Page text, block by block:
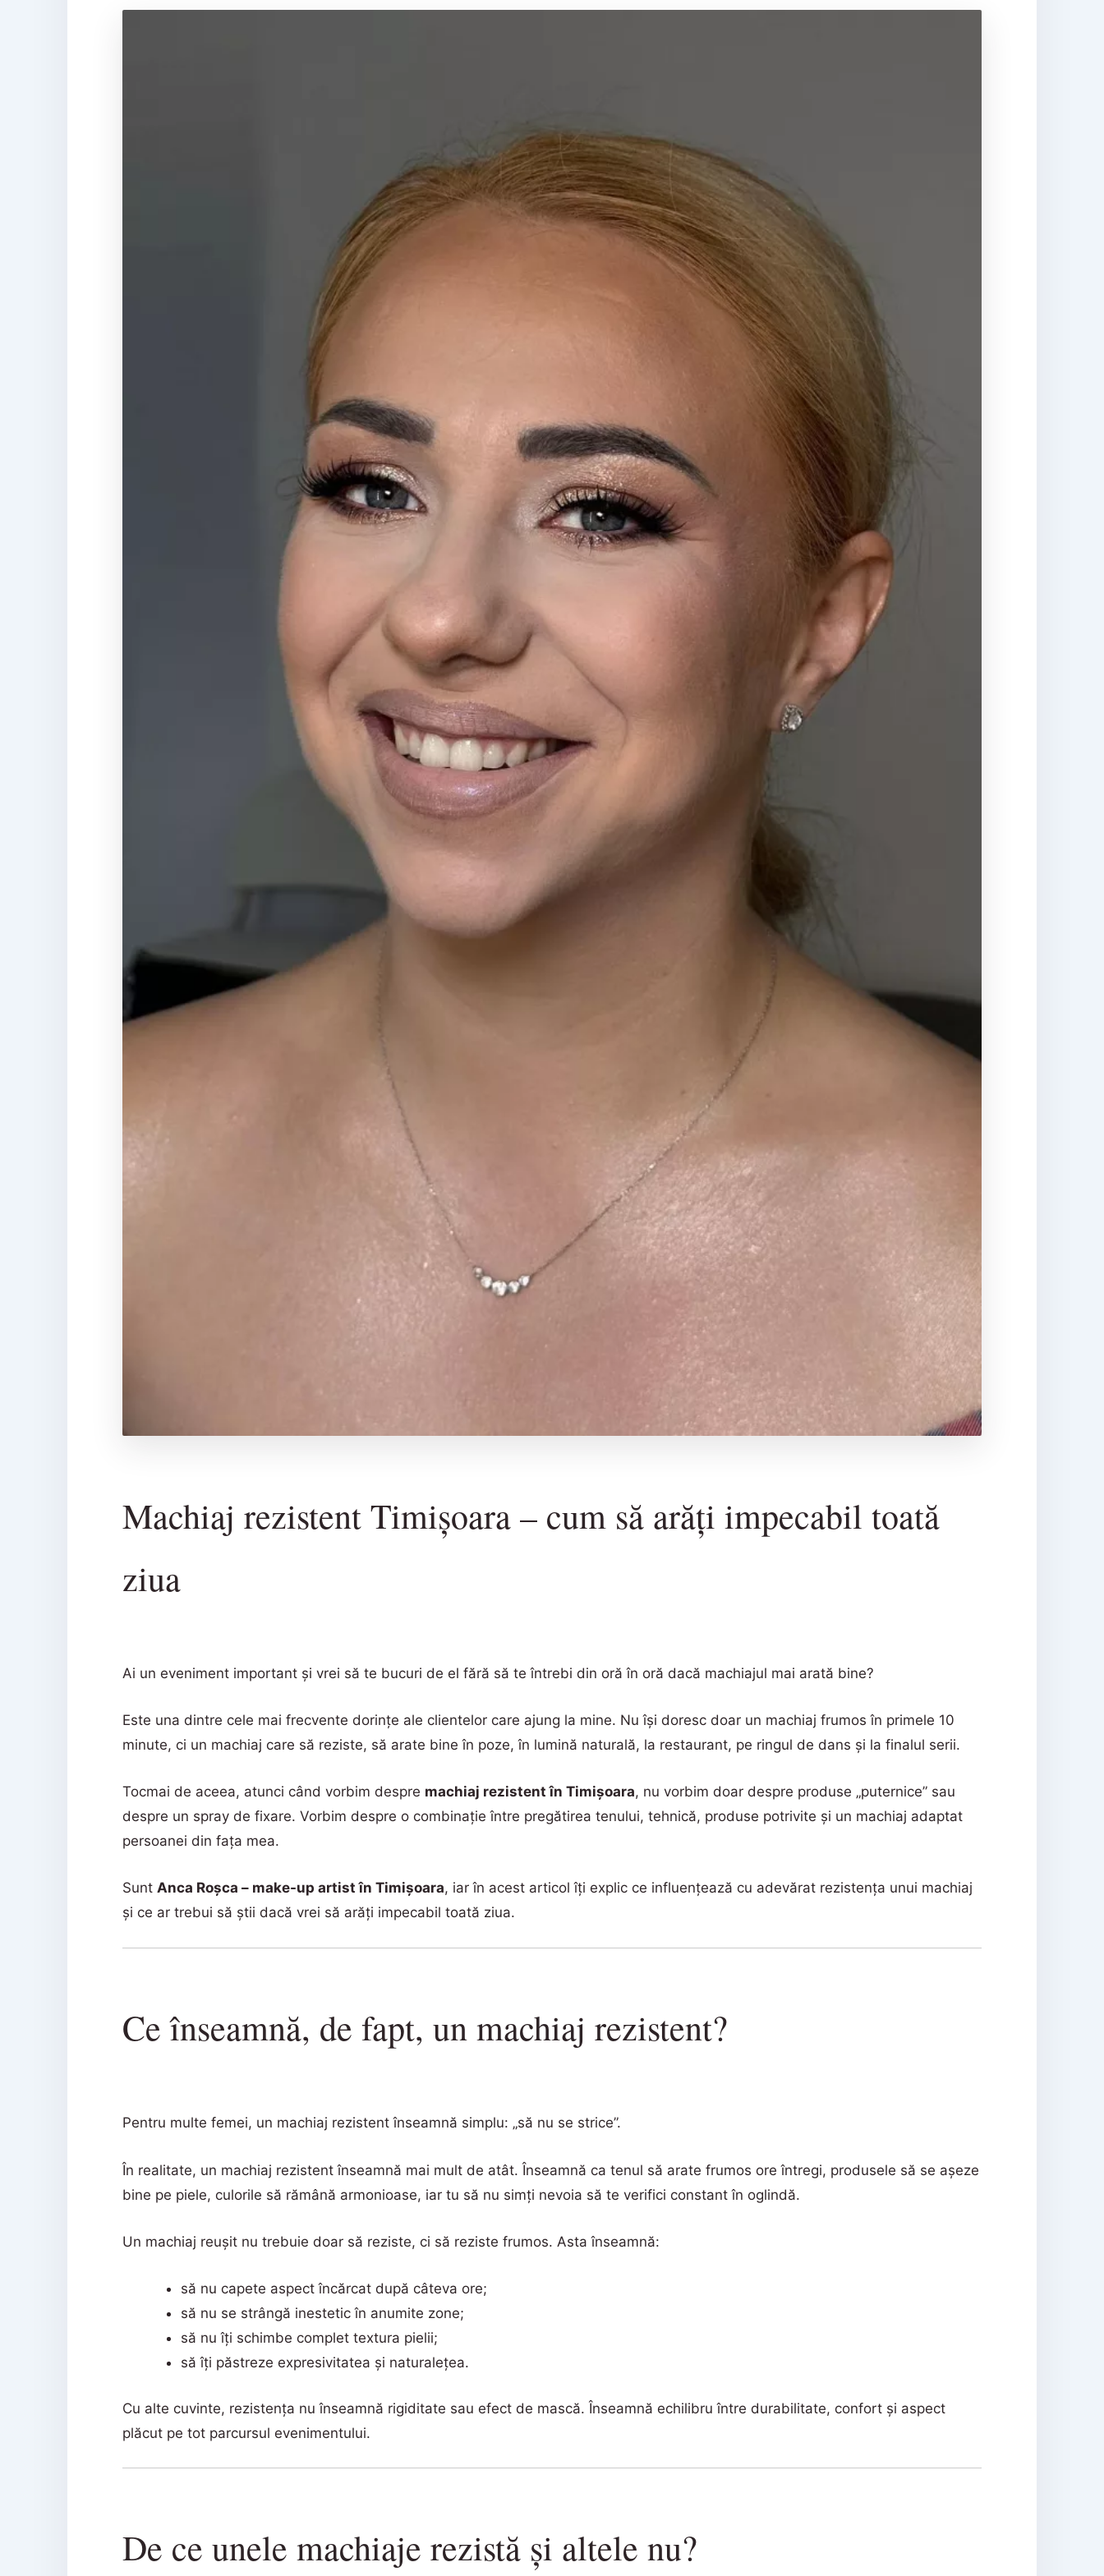
Machiaj rezistent Timișoara – cum să arăți impecabil toată
ziua
Ai un eveniment important și vrei să te bucuri de el fără să te întrebi din oră în oră dacă machiajul mai arată bine?
Este una dintre cele mai frecvente dorințe ale clientelor care ajung la mine. Nu își doresc doar un machiaj frumos în primele 10
minute, ci un machiaj care să reziste, să arate bine în poze, în lumină naturală, la restaurant, pe ringul de dans și la finalul serii.
Tocmai de aceea, atunci când vorbim despre machiaj rezistent în Timișoara, nu vorbim doar despre produse „puternice” sau
despre un spray de fixare. Vorbim despre o combinație între pregătirea tenului, tehnică, produse potrivite și un machiaj adaptat
persoanei din fața mea.
SuntAnca Roșca – make-up artist în Timișoara, iar în acest articol îți explic ce influențează cu adevărat rezistența unui machiaj
și ce ar trebui să știi dacă vrei să arăți impecabil toată ziua.
Ce înseamnă, de fapt, un machiaj rezistent?
Pentru multe femei, un machiaj rezistent înseamnă simplu: „să nu se strice”.
În realitate, un machiaj rezistent înseamnă mai mult de atât. Înseamnă ca tenul să arate frumos ore întregi, produsele să se așeze
bine pe piele, culorile să rămână armonioase, iar tu să nu simți nevoia să te verifici constant în oglindă.
Un machiaj reușit nu trebuie doar să reziste, ci să reziste frumos. Asta înseamnă:
să nu capete aspect încărcat după câteva ore;
să nu se strângă inestetic în anumite zone;
să nu îți schimbe complet textura pielii;
să îți păstreze expresivitatea și naturalețea.
Cu alte cuvinte, rezistența nu înseamnă rigiditate sau efect de mască. Înseamnă echilibru între durabilitate, confort și aspect
plăcut pe tot parcursul evenimentului.
De ce unele machiaje rezistă și altele nu?